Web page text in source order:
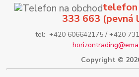
telefon
333 663 (pevná
tel: +420 606642175 / +420
Copyright ©